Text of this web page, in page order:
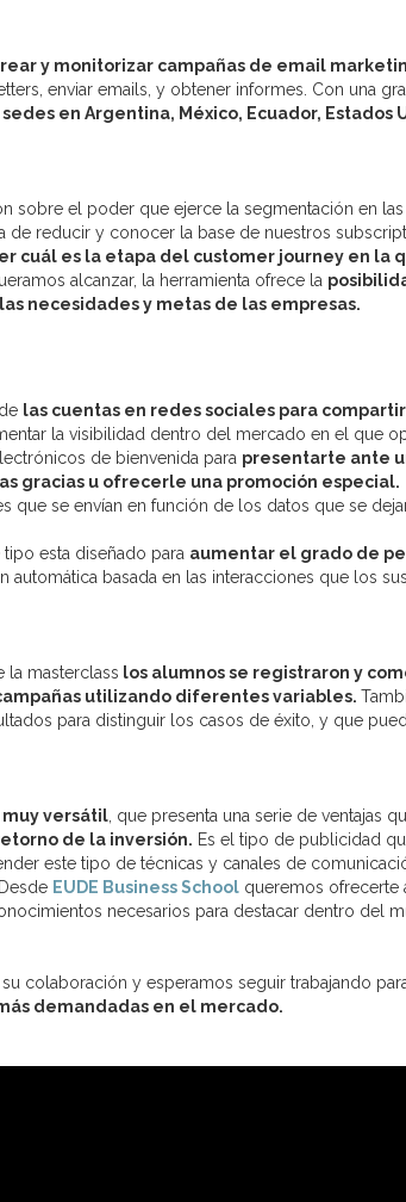
y monitorizar campañas de email
enviar emails, y obtener informes. Con una
en Argentina, México, Ecuador, Estados
sobre el poder que ejerce la segmentación en las
de reducir y conocer la base de nuestros
cuál es la etapa del customer journey en la
alcanzar, la herramienta ofrece la
necesidades y metas de las empresas.
las cuentas en redes sociales para
la visibilidad dentro del mercado en el que
de bienvenida para presentarte ante
gracias u ofrecerle una promoción especial.
que se envían en función de los datos que se
tipo esta diseñado para aumentar el grado de
automática basada en las interacciones que los
la masterclass los alumnos se registraron y
utilizando diferentes variables.
para distinguir los casos de éxito, y que
versátil , que presenta una serie de ventajas
de la inversión. Es el tipo de publicidad
este tipo de técnicas y canales de
Desde EUDE Business School queremos ofrecerte
necesarios para destacar dentro del
su colaboración y esperamos seguir trabajando
demandadas en el mercado.